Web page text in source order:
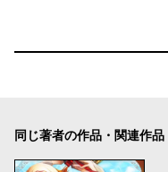
同じ著者の作品・関連作品